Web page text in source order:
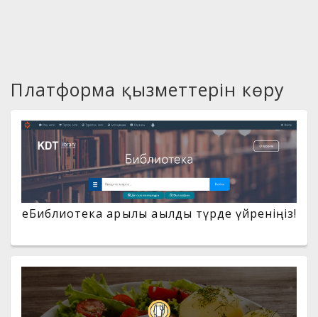
Платформа қызметтерін көру
eБиблиотека арқылы ақылды түрде үйреніңіз!